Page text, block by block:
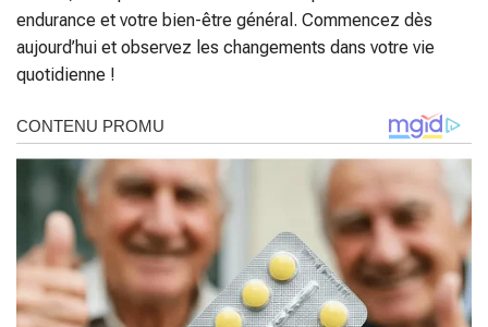
endurance et votre bien-être général. Commencez dès
aujourd’hui et observez les changements dans votre vie
quotidienne !